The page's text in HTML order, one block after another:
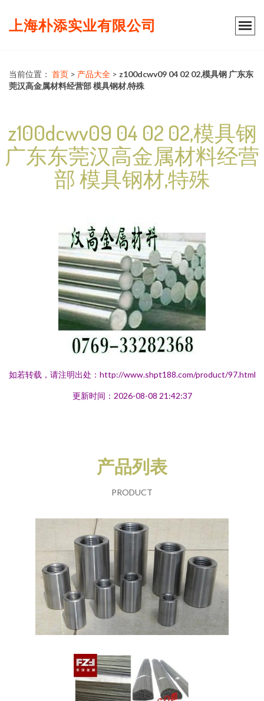
上海朴添实业有限公司
当前位置： 首页 > 产品大全 > z100dcwv09 04 02 02,模具钢 广东东
莞汉高金属材料经营部 模具钢材,特殊
z100dcwv09 04 02 02,模具钢
广东东莞汉高金属材料经营
部 模具钢材,特殊
如若转载，请注明出处：http://www.shpt188.com/product/97.html
更新时间：2026-08-08 21:42:37
产品列表
PRODUCT